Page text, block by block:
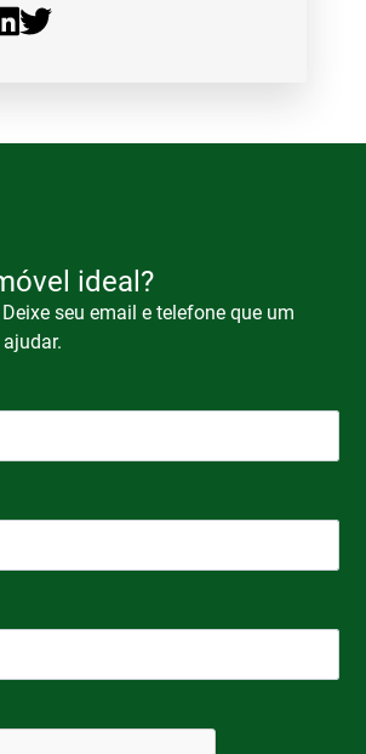
ideal?
seu email e telefone que um